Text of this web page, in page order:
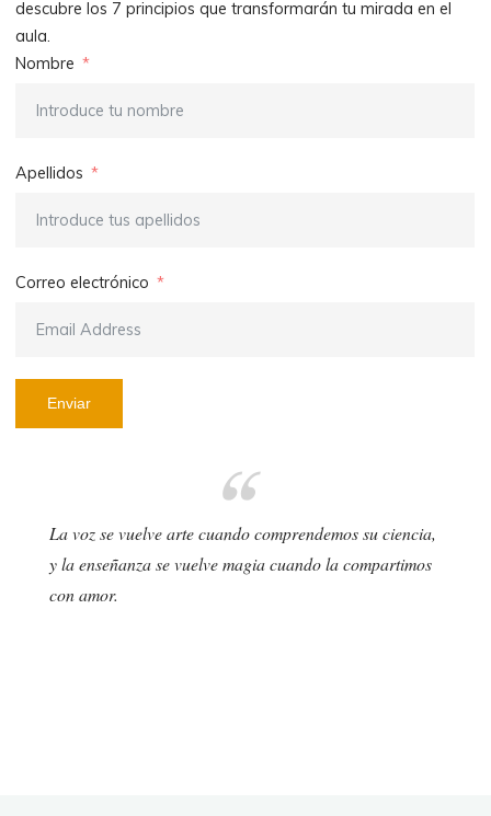
descubre los 7 principios que transformarán tu mirada en el
aula.
Nombre
Apellidos
Correo electrónico
Enviar
La voz se vuelve arte cuando comprendemos su ciencia,
y la enseñanza se vuelve magia cuando la compartimos
con amor.